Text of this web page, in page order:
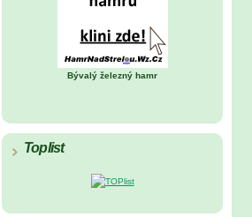
Bývalý železný hamr
Toplist